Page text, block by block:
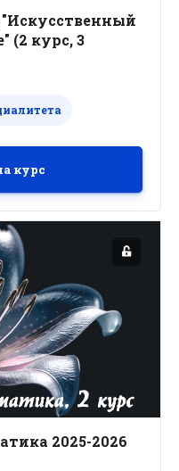
"Искусственный
(2 курс, 3
курс
2025-2026